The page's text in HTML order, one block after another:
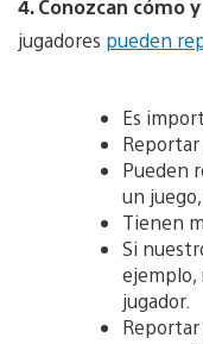
4. Conozcan cómo
jugadores pueden
Es
Pueden
un
Tienen
Si
ejemplo,
jugador.